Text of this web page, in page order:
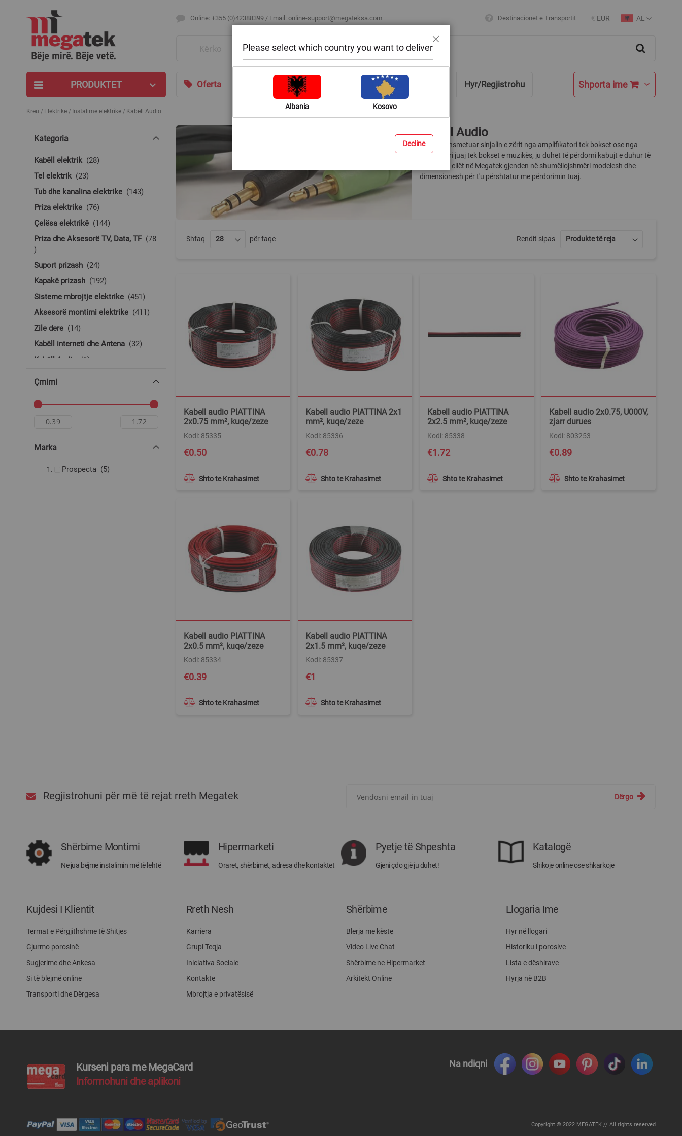
Online: +355 (0)42388399 / Email: online-support@megateksa.com Destinacionet e Transportit
Currency
€ EUR
Language
AL
PRODUKTET Oferta Bli sipas ambientit Ndihmë & Këshilla Hyr/Regjistrohu Shporta ime
Kreu Elektrike Instalime elektrike Kabëll Audio
Kabëll Audio
Për të transmetuar sinjalin e zërit nga amplifikatori tek bokset ose nga
kompjuteri juaj tek bokset e muzikës, ju duhet të përdorni kabujt e duhur të
audios, të cilët në Megatek gjenden në shumëllojshmëri modelesh dhe
dimensionesh për t'u përshtatur me përdorimin tuaj.
Shfaq për faqe Rendit sipas
Kabell audio PIATTINA
2x0.75 mm², kuqe/zeze
Kodi: 85335
Shto te Krahasimet
€0.50
Kabell audio PIATTINA 2x1
mm², kuqe/zeze
Kodi: 85336
Shto te Krahasimet
€0.78
Kabell audio PIATTINA
2x2.5 mm², kuqe/zeze
Kodi: 85338
Shto te Krahasimet
€1.72
Kabell audio 2x0.75, U000V,
zjarr durues
Kodi: 803253
Shto te Krahasimet
€0.89
Kabell audio PIATTINA
2x0.5 mm², kuqe/zeze
Kodi: 85334
Shto te Krahasimet
€0.39
Kabell audio PIATTINA
2x1.5 mm², kuqe/zeze
Kodi: 85337
Shto te Krahasimet
€1
Kategoria
Kabëll elektrik 28produkte
Tel elektrik
23produkte
Tub dhe kanalina elektrike
143produkte
Priza elektrike
76produkte
Çelësa elektrikë
144produkte
Priza dhe Aksesorë TV, Data, TF
78
produkte
Suport prizash
24produkte
Kapakë prizash
192produkte
Sisteme mbrojtje elektrike
451produkte
Aksesorë montimi elektrike
411produkte
Zile dere
14produkte
Kabëll interneti dhe Antena
32produkte
Kabëll Audio
6produkte
Çmimi
Marka
Prospecta 5produkte
Regjistrohuni për më të rejat rreth Megatek
rreth
Megatek:
Dërgo
Shërbime Montimi
Ne jua bëjme instalimin më të lehtë
Hipermarketi
Oraret, shërbimet, adresa dhe kontaktet
Pyetje të Shpeshta
Gjeni çdo gjë ju duhet!
Katalogë
Shikoje online ose shkarkoje
Kujdesi I Klientit
Termat e Përgjithshme të Shitjes
Gjurmo porosinë
Sugjerime dhe Ankesa
Si të blejmë online
Transporti dhe Dërgesa
Rreth Nesh
Karriera
Grupi Teqja
Iniciativa Sociale
Kontakte
Mbrojtja e privatësisë
Shërbime
Blerja me këste
Video Live Chat
Shërbime ne Hipermarket
Arkitekt Online
Llogaria Ime
Hyr në llogari
Historiku i porosive
Lista e dëshirave
Hyrja në B2B
Kurseni para me MegaCard
Informohuni dhe aplikoni
Na ndiqni
Copyright © 2022 MEGATEK // All rights reserved
Please select which country you want to deliver
Albania Kosovo
Decline